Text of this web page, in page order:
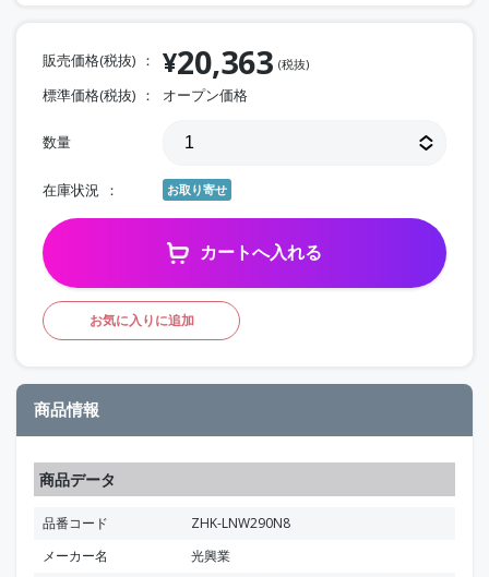
販売価格(税抜) ¥20,363 (税抜)
標準価格(税抜) オープン価格
数量
在庫状況 お取り寄せ
カートへ入れる
お気に入りに追加
商品情報
商品データ
品番コード
ZHK-LNW290N8
メーカー名
光興業